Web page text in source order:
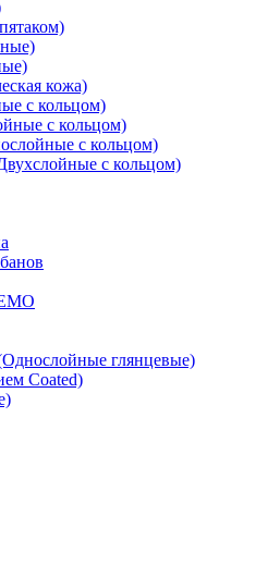
кожа)
с кольцом)
с кольцом)
с кольцом)
с кольцом)
глянцевые)
Coated)